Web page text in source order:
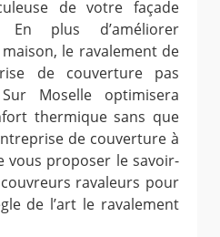
de votre façade
En plus d’améliorer
le ravalement de
de couverture pas
Moselle optimisera
thermique sans que
de couverture à
vous proposer le savoir-
ravaleurs pour
de l’art le ravalement